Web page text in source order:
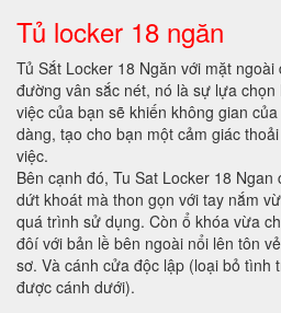
Tủ locker 18 ngăn
Tủ Sắt Locker 18 Ngăn với mặt
đường vân sắc nét, nó là sự lựa
việc của bạn sẽ khiến không gian
dàng, tạo cho bạn một cảm giác
việc.
Bên cạnh đó, Tu Sat Locker 18
dứt khoát mà thon gọn với tay nắm
quá trình sử dụng. Còn ổ khóa vừa
đôí với bản lề bên ngoài nổi lên tôn
sơ. Và cánh cửa độc lập (loại bỏ tình
được cánh dưới).